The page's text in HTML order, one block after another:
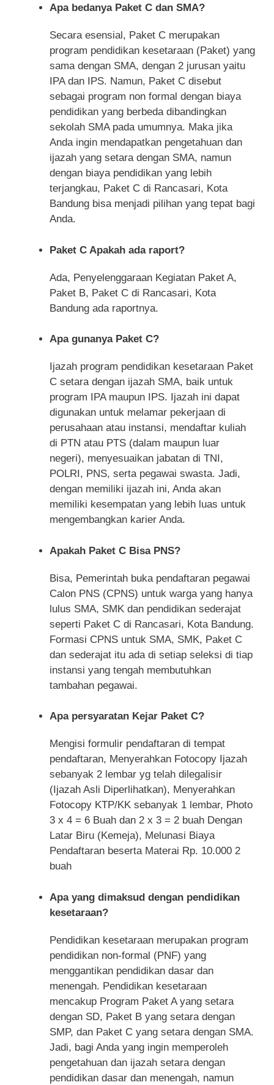
Apa bedanya Paket C dan SMA?
Secara esensial, Paket C merupakan
program pendidikan kesetaraan (Paket) yang
sama dengan SMA, dengan 2 jurusan yaitu
IPA dan IPS. Namun, Paket C disebut
sebagai program non formal dengan biaya
pendidikan yang berbeda dibandingkan
sekolah SMA pada umumnya. Maka jika
Anda ingin mendapatkan pengetahuan dan
ijazah yang setara dengan SMA, namun
dengan biaya pendidikan yang lebih
terjangkau, Paket C di Rancasari, Kota
Bandung bisa menjadi pilihan yang tepat bagi
Anda.
Paket C Apakah ada raport?
Ada, Penyelenggaraan Kegiatan Paket A,
Paket B, Paket C di Rancasari, Kota
Bandung ada raportnya.
Apa gunanya Paket C?
Ijazah program pendidikan kesetaraan Paket
C setara dengan ijazah SMA, baik untuk
program IPA maupun IPS. Ijazah ini dapat
digunakan untuk melamar pekerjaan di
perusahaan atau instansi, mendaftar kuliah
di PTN atau PTS (dalam maupun luar
negeri), menyesuaikan jabatan di TNI,
POLRI, PNS, serta pegawai swasta. Jadi,
dengan memiliki ijazah ini, Anda akan
memiliki kesempatan yang lebih luas untuk
mengembangkan karier Anda.
Apakah Paket C Bisa PNS?
Bisa, Pemerintah buka pendaftaran pegawai
Calon PNS (CPNS) untuk warga yang hanya
lulus SMA, SMK dan pendidikan sederajat
seperti Paket C di Rancasari, Kota Bandung.
Formasi CPNS untuk SMA, SMK, Paket C
dan sederajat itu ada di setiap seleksi di tiap
instansi yang tengah membutuhkan
tambahan pegawai.
Apa persyaratan Kejar Paket C?
Mengisi formulir pendaftaran di tempat
pendaftaran, Menyerahkan Fotocopy Ijazah
sebanyak 2 lembar yg telah dilegalisir
(Ijazah Asli Diperlihatkan), Menyerahkan
Fotocopy KTP/KK sebanyak 1 lembar, Photo
3 x 4 = 6 Buah dan 2 x 3 = 2 buah Dengan
Latar Biru (Kemeja), Melunasi Biaya
Pendaftaran beserta Materai Rp. 10.000 2
buah
Apa yang dimaksud dengan pendidikan
kesetaraan?
Pendidikan kesetaraan merupakan program
pendidikan non-formal (PNF) yang
menggantikan pendidikan dasar dan
menengah. Pendidikan kesetaraan
mencakup Program Paket A yang setara
dengan SD, Paket B yang setara dengan
SMP, dan Paket C yang setara dengan SMA.
Jadi, bagi Anda yang ingin memperoleh
pengetahuan dan ijazah setara dengan
pendidikan dasar dan menengah, namun